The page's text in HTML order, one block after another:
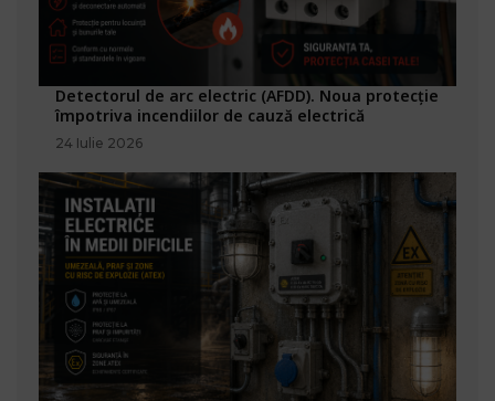
Detectorul de arc electric (AFDD). Noua protecție
împotriva incendiilor de cauză electrică
24 Iulie 2026